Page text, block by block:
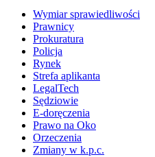
Wymiar sprawiedliwości
Prawnicy
Prokuratura
Policja
Rynek
Strefa aplikanta
LegalTech
Sędziowie
E-doręczenia
Prawo na Oko
Orzeczenia
Zmiany w k.p.c.